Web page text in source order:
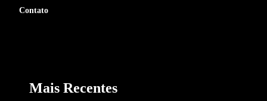
Contato
Mais Recentes